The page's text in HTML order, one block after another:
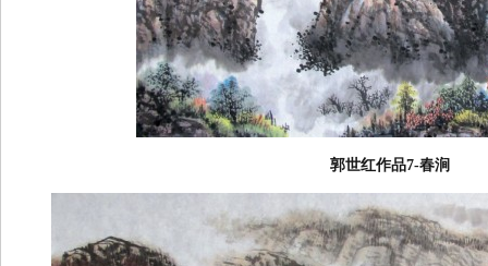
郭世红作品7-春涧